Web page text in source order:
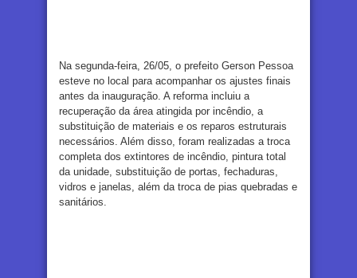
Na segunda-feira, 26/05, o prefeito Gerson Pessoa
esteve no local para acompanhar os ajustes finais
antes da inauguração. A reforma incluiu a
recuperação da área atingida por incêndio, a
substituição de materiais e os reparos estruturais
necessários. Além disso, foram realizadas a troca
completa dos extintores de incêndio, pintura total
da unidade, substituição de portas, fechaduras,
vidros e janelas, além da troca de pias quebradas e
sanitários.